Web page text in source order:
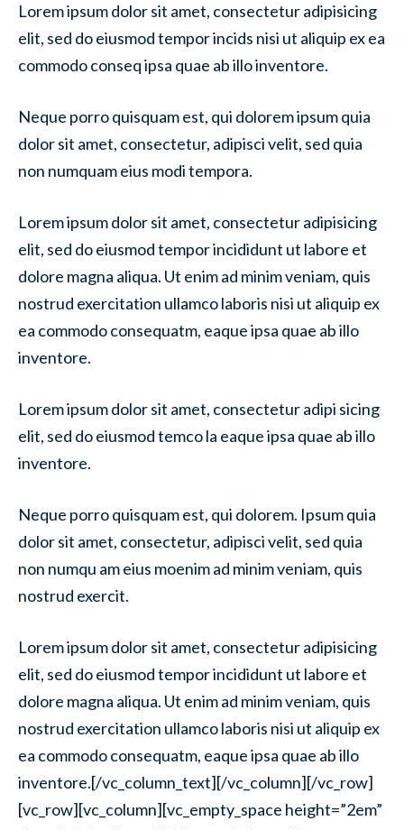
Lorem ipsum dolor sit amet, consectetur adipisicing
elit, sed do eiusmod tempor incids nisi ut aliquip ex ea
commodo conseq ipsa quae ab illo inventore.
Neque porro quisquam est, qui dolorem ipsum quia
dolor sit amet, consectetur, adipisci velit, sed quia
non numquam eius modi tempora.
Lorem ipsum dolor sit amet, consectetur adipisicing
elit, sed do eiusmod tempor incididunt ut labore et
dolore magna aliqua. Ut enim ad minim veniam, quis
nostrud exercitation ullamco laboris nisi ut aliquip ex
ea commodo consequatm, eaque ipsa quae ab illo
inventore.
Lorem ipsum dolor sit amet, consectetur adipi sicing
elit, sed do eiusmod temco la eaque ipsa quae ab illo
inventore.
Neque porro quisquam est, qui dolorem. Ipsum quia
dolor sit amet, consectetur, adipisci velit, sed quia
non numqu am eius moenim ad minim veniam, quis
nostrud exercit.
Lorem ipsum dolor sit amet, consectetur adipisicing
elit, sed do eiusmod tempor incididunt ut labore et
dolore magna aliqua. Ut enim ad minim veniam, quis
nostrud exercitation ullamco laboris nisi ut aliquip ex
ea commodo consequatm, eaque ipsa quae ab illo
inventore.[/vc_column_text][/vc_column][/vc_row]
[vc_row][vc_column][vc_empty_space height=”2em”